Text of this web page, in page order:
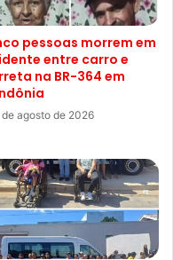
pessoas morrem em
entre carro e
na BR-364 em
de agosto de 2026